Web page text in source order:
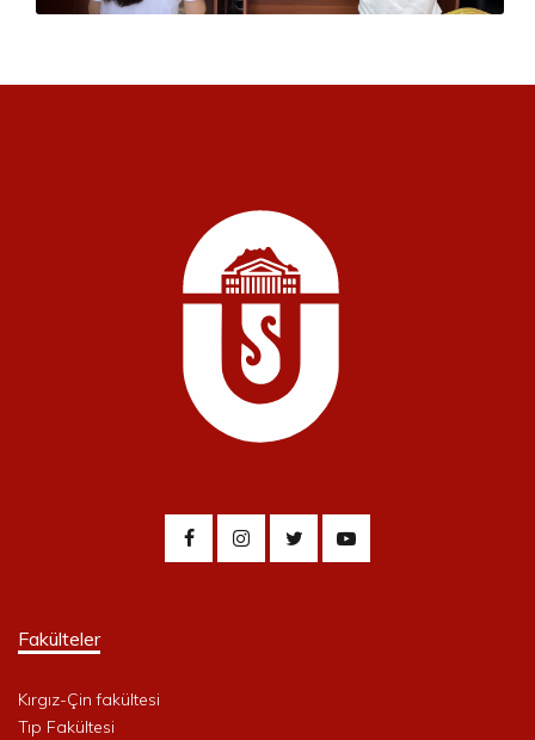
Fakülteler
Kırgız-Çin fakültesi
Tıp Fakültesi